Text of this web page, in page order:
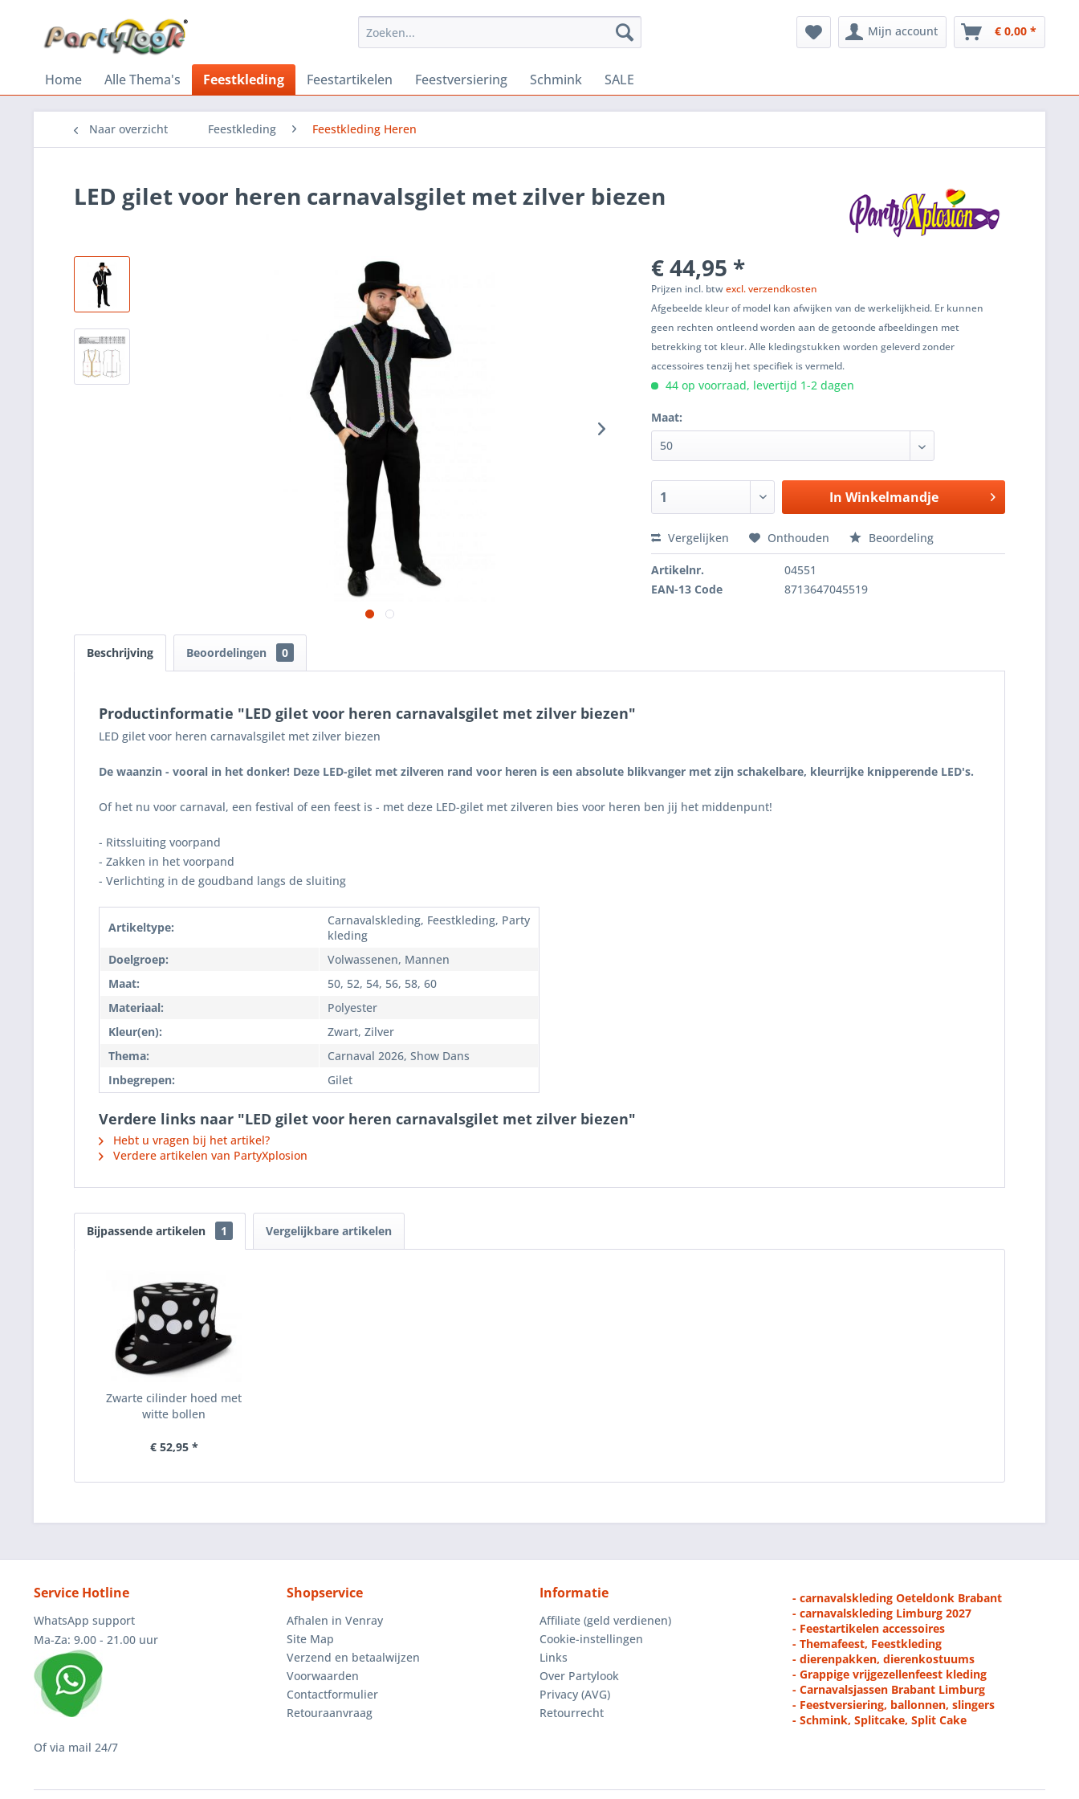
Mijn account € 0,00 *
Home Alle Thema's Feestkleding Feestartikelen Feestversiering Schmink SALE
Naar overzicht Feestkleding Feestkleding Heren
LED gilet voor heren carnavalsgilet met zilver biezen
€ 44,95 *
Prijzen incl. btwexcl. verzendkosten
Afgebeelde kleur of model kan afwijken van de werkelijkheid. Er kunnen
geen rechten ontleend worden aan de getoonde afbeeldingen met
betrekking tot kleur. Alle kledingstukken worden geleverd zonder
accessoires tenzij het specifiek is vermeld.
44 op voorraad, levertijd 1-2 dagen
Maat:
In Winkelmandje
Vergelijken Onthouden Beoordeling
Artikelnr.
04551
EAN-13 Code
8713647045519
Beschrijving Beoordelingen 0
Productinformatie "LED gilet voor heren carnavalsgilet met zilver biezen"
LED gilet voor heren carnavalsgilet met zilver biezen
De waanzin - vooral in het donker! Deze LED-gilet met zilveren rand voor heren is een absolute blikvanger met zijn schakelbare, kleurrijke knipperende LED's.
Of het nu voor carnaval, een festival of een feest is - met deze LED-gilet met zilveren bies voor heren ben jij het middenpunt!
- Ritssluiting voorpand
- Zakken in het voorpand
- Verlichting in de goudband langs de sluiting
Artikeltype:
Carnavalskleding, Feestkleding, Party
kleding
Doelgroep:
Volwassenen, Mannen
Maat:
50, 52, 54, 56, 58, 60
Materiaal:
Polyester
Kleur(en):
Zwart, Zilver
Thema:
Carnaval 2026, Show Dans
Inbegrepen:
Gilet
Verdere links naar "LED gilet voor heren carnavalsgilet met zilver biezen"
Hebt u vragen bij het artikel?
Verdere artikelen van PartyXplosion
Bijpassende artikelen 1 Vergelijkbare artikelen
Zwarte cilinder hoed met
witte bollen
€ 52,95 *
Service Hotline
WhatsApp support
Ma-Za: 9.00 - 21.00 uur
Of via mail 24/7
Shopservice
Afhalen in Venray
Site Map
Verzend en betaalwijzen
Voorwaarden
Contactformulier
Retouraanvraag
Informatie
Affiliate (geld verdienen)
Cookie-instellingen
Links
Over Partylook
Privacy (AVG)
Retourrecht
- carnavalskleding Oeteldonk Brabant
- carnavalskleding Limburg 2027
- Feestartikelen accessoires
- Themafeest, Feestkleding
- dierenpakken, dierenkostuums
- Grappige vrijgezellenfeest kleding
- Carnavalsjassen Brabant Limburg
- Feestversiering, ballonnen, slingers
- Schmink, Splitcake, Split Cake